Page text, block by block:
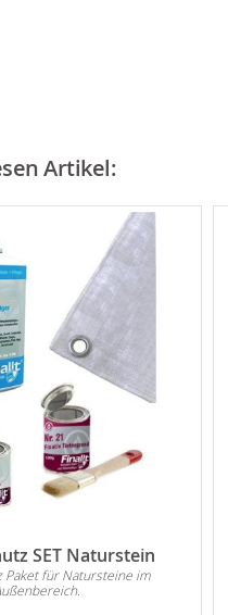
Artikel:
SET Naturstein
Paket für Natursteine im